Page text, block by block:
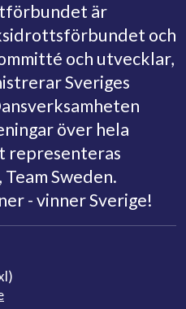
är
och
och utvecklar,
Sveriges
över hela
representeras
Sweden.
- vinner Sverige!